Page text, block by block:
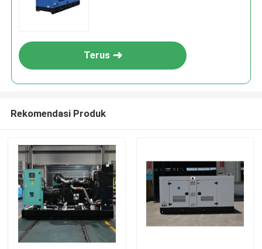
Terus
Rekomendasi Produk